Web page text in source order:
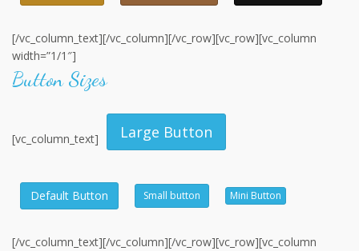
[/vc_column_text][/vc_column][/vc_row][vc_row][vc_column
width=”1/1″]
Button Sizes
[vc_column_text] Large Button
Default Button Small button Mini Button
[/vc_column_text][/vc_column][/vc_row][vc_row][vc_column